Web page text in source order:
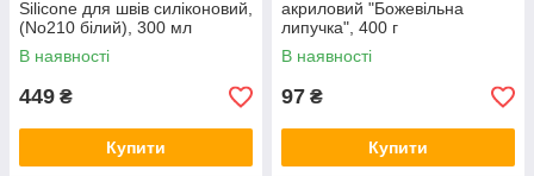
Silicone для швів силіконовий,
(No210 білий), 300 мл
В наявності
449 ₴
Купити
акриловий "Божевільна
липучка", 400 г
В наявності
97 ₴
Купити